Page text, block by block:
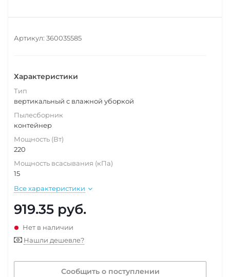
Артикул: 360035585
Характеристики
Тип
вертикальный с влажной уборкой
Пылесборник
контейнер
Мощность (Вт)
220
Мощность всасывания (кПа)
15
Все характеристики
919.35 руб.
Нет в наличии
Нашли дешевле?
Сообщить о поступлении